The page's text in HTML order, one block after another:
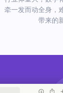
牵一发而动全身，
带来的